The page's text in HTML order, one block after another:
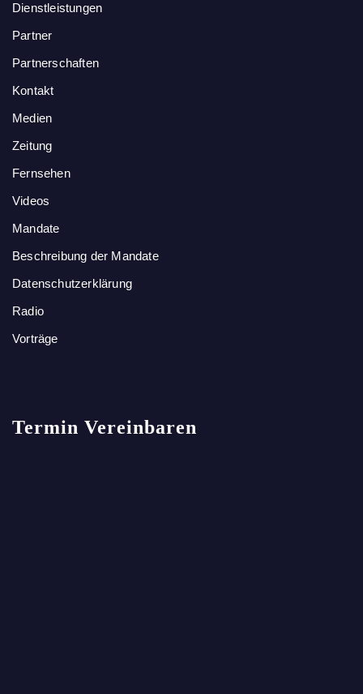
Dienstleistungen
Partner
Partnerschaften
Kontakt
Medien
Zeitung
Fernsehen
Videos
Mandate
Beschreibung der Mandate
Datenschutzerklärung
Radio
Vorträge
Termin Vereinbaren